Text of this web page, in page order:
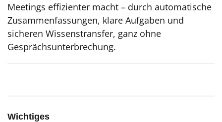
Meetings effizienter macht – durch automatische
Zusammenfassungen, klare Aufgaben und
sicheren Wissenstransfer, ganz ohne
Gesprächsunterbrechung.
Wichtiges